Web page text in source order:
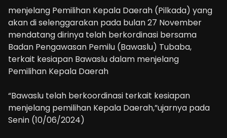
menjelang Pemilihan Kepala Daerah (Pilkada) yang
akan di selenggarakan pada bulan 27 November
mendatang dirinya telah berkordinasi bersama
Badan Pengawasan Pemilu (Bawaslu) Tubaba,
terkait kesiapan Bawaslu dalam menjelang
Pemilihan Kepala Daerah
“Bawaslu telah berkoordinasi terkait kesiapan
menjelang pemilihan Kepala Daerah,”ujarnya pada
Senin (10/06/2024)